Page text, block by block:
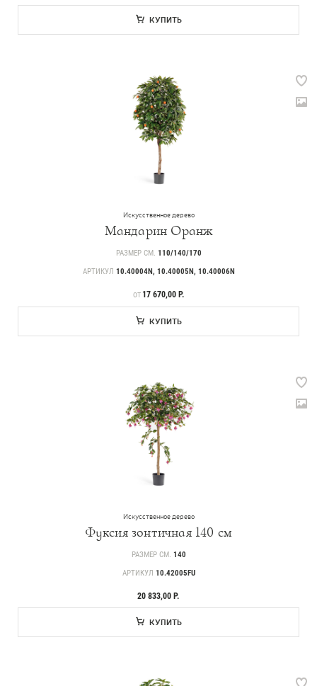
КУПИТЬ
Искусственное дерево
Мандарин Оранж
РАЗМЕР СМ. 110/140/170
АРТИКУЛ 10.40004N, 10.40005N, 10.40006N
ЦЕНА
ОТ 17 670,00 Р.
КУПИТЬ
Искусственное дерево
Фуксия зонтичная 140 см
РАЗМЕР СМ. 140
АРТИКУЛ 10.42005FU
20 833,00 Р.
КУПИТЬ